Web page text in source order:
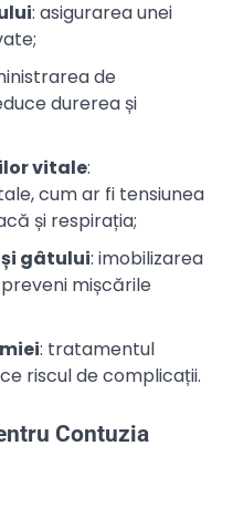
: asigurarea unei
de
durerea și
vitale:
cum ar fi tensiunea
și respirația;
gâtului: imobilizarea
mișcările
: tratamentul
riscul de complicații.
Contuzia